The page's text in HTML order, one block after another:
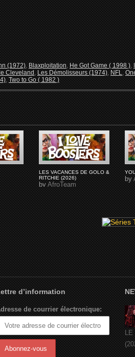
(1972),Blaxploitation,He Got Game ( 1998 ),
Cleveland,Les Démolisseurs (1974),NFL,
,Two to Go ( 1982 )
LES VACANCES DE GOLO &
RITCHIE (2026)
byAfroTeam
by
d’information
de courrier électronique:
LE